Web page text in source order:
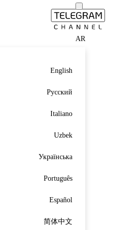
English
Русский
Italiano
Українська
Português
Español
简体中文